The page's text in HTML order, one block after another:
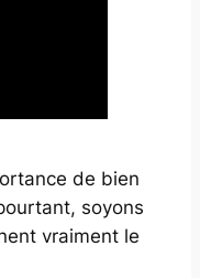
de bien
soyons
vraiment le